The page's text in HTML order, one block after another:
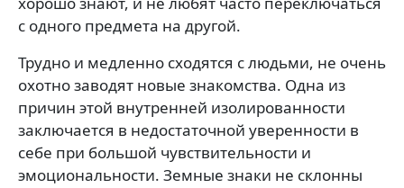
с одного предмета на другой.
Трудно и медленно сходятся с людьми, не очень
охотно заводят новые знакомства. Одна из
причин этой внутренней изолированности
заключается в недостаточной уверенности в
себе при большой чувствительности и
эмоциональности. Земные знаки не склонны